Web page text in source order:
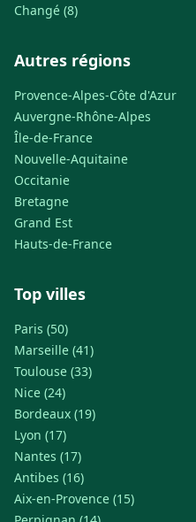
Changé (8)
Autres régions
Provence-Alpes-Côte d'Azur
Auvergne-Rhône-Alpes
Île-de-France
Nouvelle-Aquitaine
Occitanie
Bretagne
Grand Est
Hauts-de-France
Top villes
Paris (50)
Marseille (41)
Toulouse (33)
Nice (24)
Bordeaux (19)
Lyon (17)
Nantes (17)
Antibes (16)
Aix-en-Provence (15)